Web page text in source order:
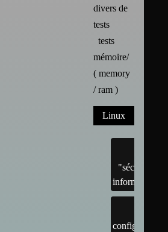
divers de
tests
tests
mémoire/
( memory
/ ram )
Linux
"sécurité"
informatique
configuration